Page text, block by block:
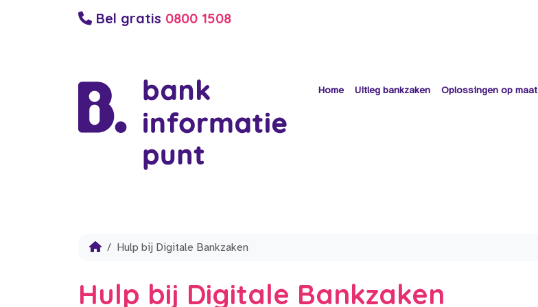
Bel gratis 0800 1508
Home Uitleg bankzaken Oplossingen op maat
Hulp bij Digitale Bankzaken
Hulp bij Digitale Bankzaken